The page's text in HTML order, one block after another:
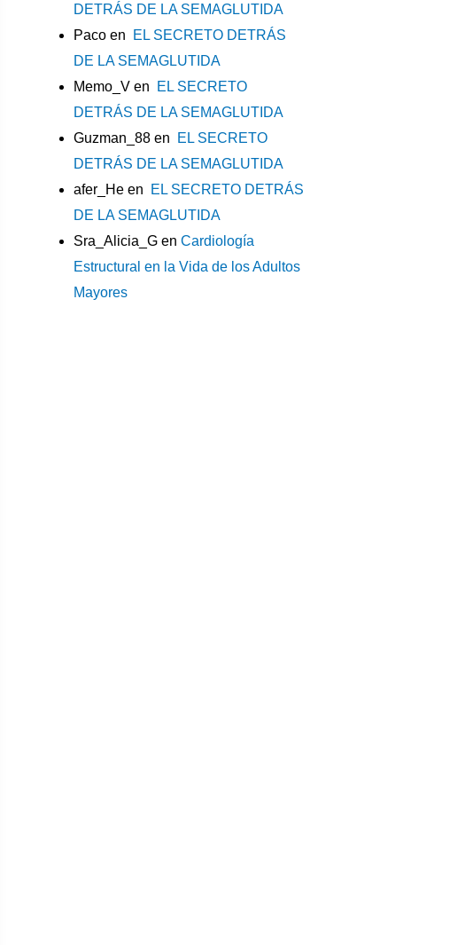
DETRÁS DE LA SEMAGLUTIDA
Pacoen
EL SECRETO DETRÁS
DE LA SEMAGLUTIDA
Memo_Ven
EL SECRETO
DETRÁS DE LA SEMAGLUTIDA
Guzman_88en
EL SECRETO
DETRÁS DE LA SEMAGLUTIDA
afer_Heen
EL SECRETO DETRÁS
DE LA SEMAGLUTIDA
Sra_Alicia_Gen Cardiología
Estructural en la Vida de los Adultos
Mayores